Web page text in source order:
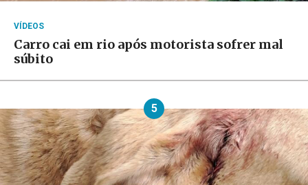
VÍDEOS
Carro cai em rio após motorista sofrer mal
súbito
5